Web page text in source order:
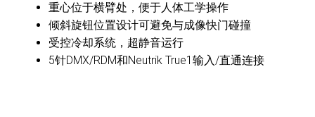
重心位于横臂处，便于人体工学操作
倾斜旋钮位置设计可避免与成像快门碰撞
受控冷却系统，超静音运行
5针DMX/RDM和Neutrik True1输入/直通连接